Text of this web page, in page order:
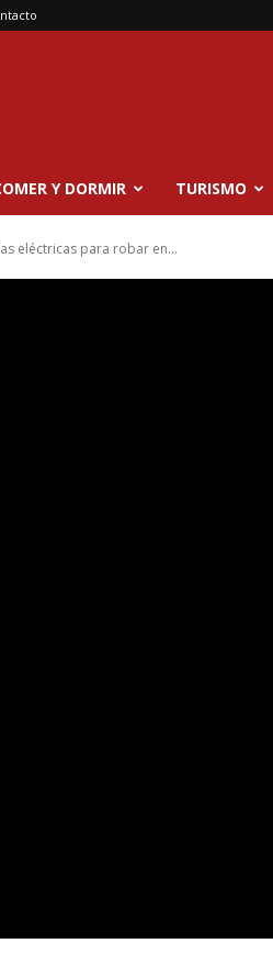
Y DORMIR TURISMO
eléctricas para robar en...